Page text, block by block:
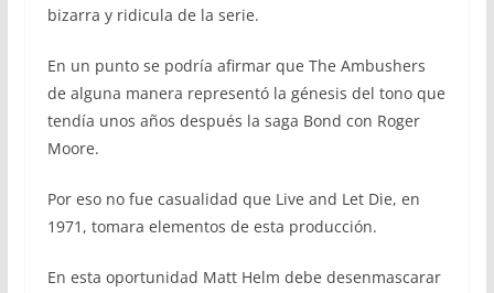
bizarra y ridicula de la serie.
En un punto se podría afirmar que The Ambushers
de alguna manera representó la génesis del tono que
tendía unos años después la saga Bond con Roger
Moore.
Por eso no fue casualidad que Live and Let Die, en
1971, tomara elementos de esta producción.
En esta oportunidad Matt Helm debe desenmascarar